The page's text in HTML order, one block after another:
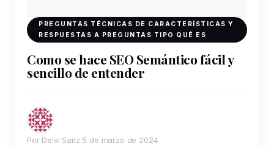
PREGUNTAS TÉCNICAS DE CARACTERÍSTICAS Y
RESPUESTAS A PREGUNTAS TIPO QUÉ ES
Como se hace SEO Semántico fácil y
sencillo de entender
Por Deivi Sanz 5 de marzo de 2024